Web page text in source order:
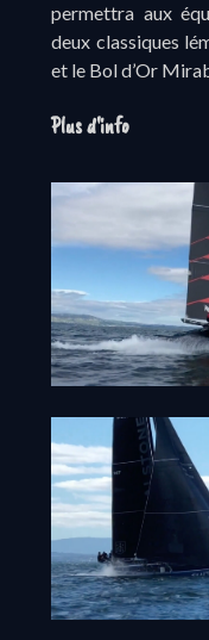
permettra aux
deux classiques
et le Bol d’Or
Plus d'info